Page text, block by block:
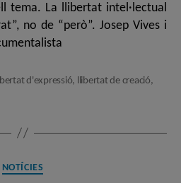
tema. La llibertat intel·lectual
no de “però”. Josep Vives i
d'expressió, llibertat de creació,
Categories
NOTÍCIES